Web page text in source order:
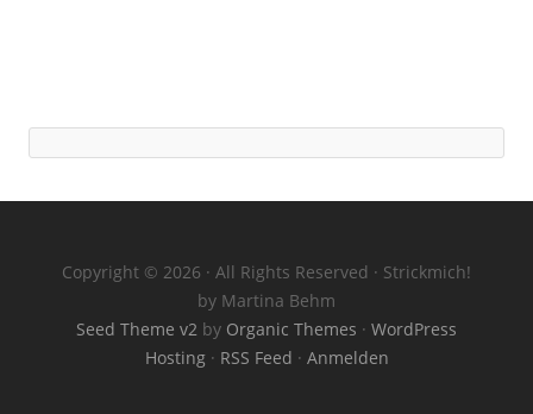
Copyright © 2026 · All Rights Reserved · Strickmich!
by Martina Behm
Seed Theme v2 by Organic Themes · WordPress
Hosting· RSS Feed · Anmelden